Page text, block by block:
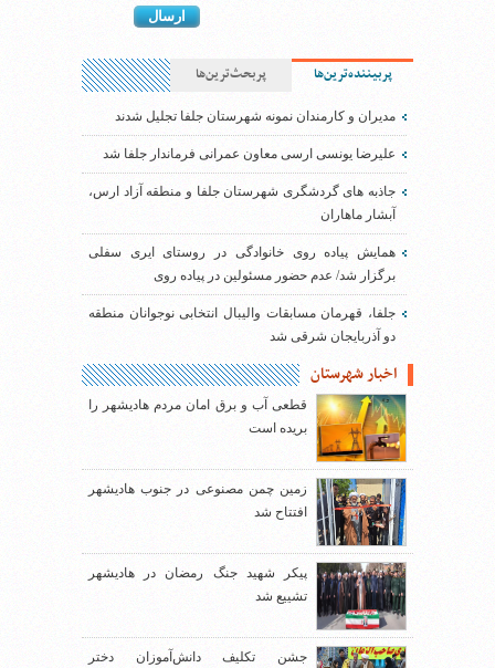
پربیننده‌ترین‌ها پربحث‌ترین‌ها
مدیران و کارمندان نمونه شهرستان جلفا تجلیل شدند
علیرضا یونسی ارسی معاون عمرانی فرماندار جلفا شد
جاذبه های گردشگری شهرستان جلفا و منطقه آزاد ارس،
آبشار ماهاران
همایش پیاده روی خانوادگی در روستای ایری سفلی
برگزار شد/ عدم حضور مسئولین در پیاده روی
جلفا، قهرمان مسابقات والیبال انتخابی نوجوانان منطقه
دو آذربایجان شرقی شد
اخبار شهرستان
قطعی آب و برق امان مردم هادیشهر را
بریده است
زمین چمن مصنوعی در جنوب هادیشهر
افتتاح شد
پیکر شهید جنگ رمضان در هادیشهر
تشییع شد
جشن تکلیف دانش‌آموزان دختر